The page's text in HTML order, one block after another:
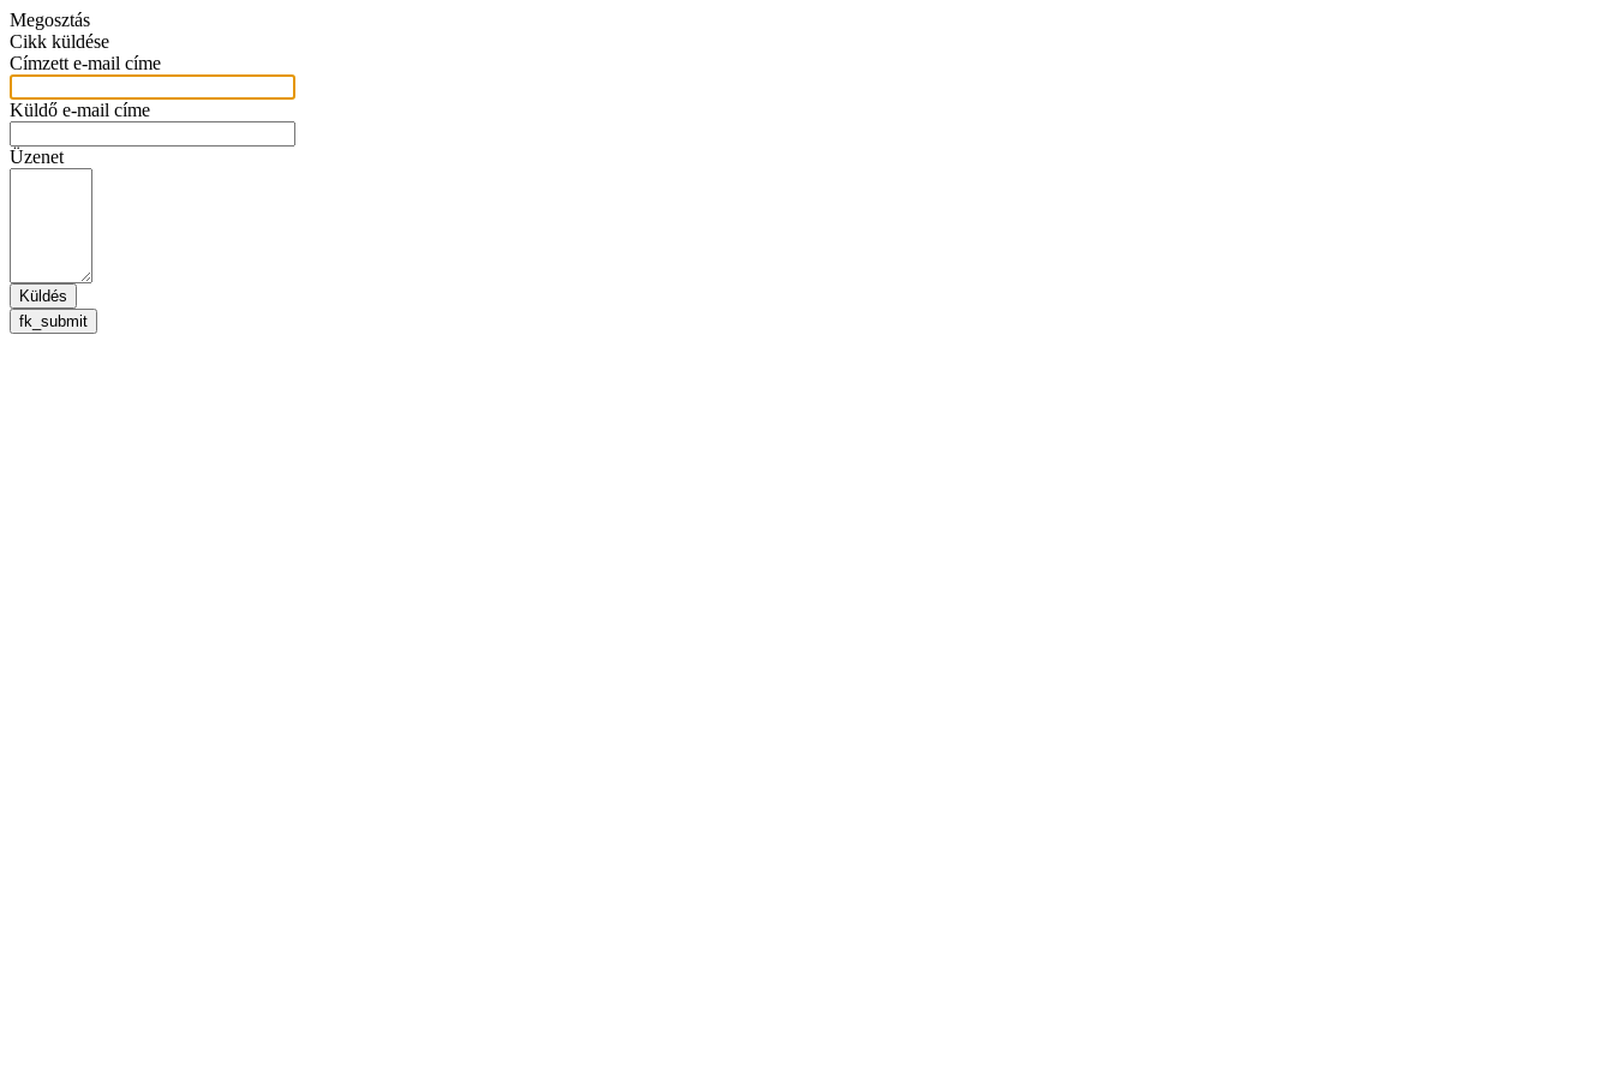
Megosztás
Cikk küldése
Címzett e-mail címe
Küldő e-mail címe
Üzenet